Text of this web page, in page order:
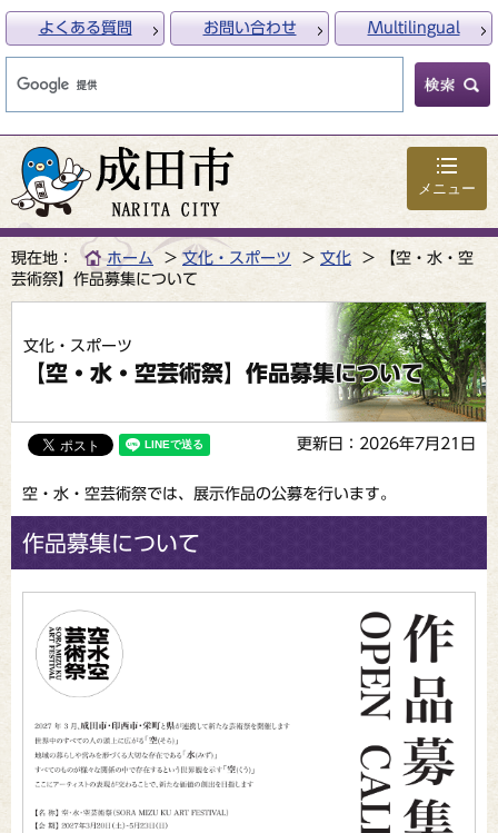
メニュー
よくある質問 お問い合わせ Multilingual
現在地： ホーム 文化・スポーツ 文化
【空・水・空
芸術祭】作品募集について
文化・スポーツ
【空・水・空芸術祭】作品募集について
更新日：2026年7月21日
空・水・空芸術祭では、展示作品の公募を行います。
作品募集について